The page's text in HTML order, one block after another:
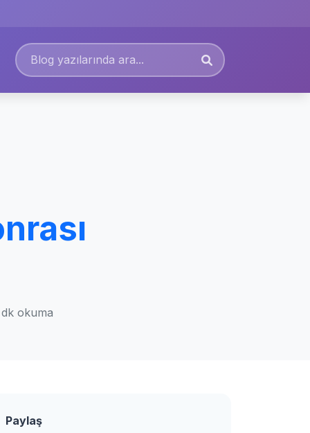
okuma
Paylaş